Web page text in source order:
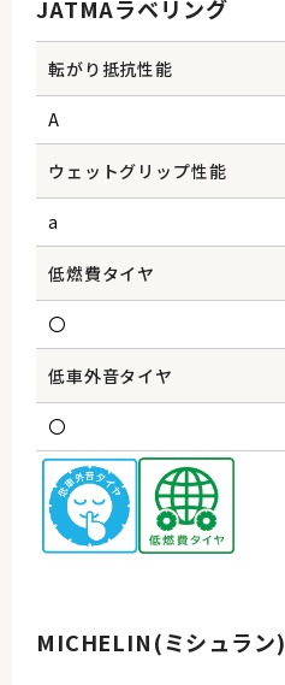
JATMAラベリング
転がり抵抗性能
A
ウェットグリップ性能
a
低燃費タイヤ
〇
低車外音タイヤ
〇
MICHELIN(ミシュラン)